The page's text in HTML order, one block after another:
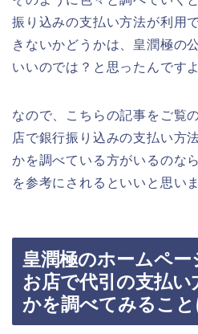
振り込みの支払い方法が利用
きないかどうかは、皇潤極の
いいのでは？と思ったんですよ
なので、こちらの記事をご覧
店で銀行振り込みの支払い方
かを調べている方がいるのな
を参考にされるといいと思いま
皇潤極のホームペ
お店で代引の支払
かを調べてみること